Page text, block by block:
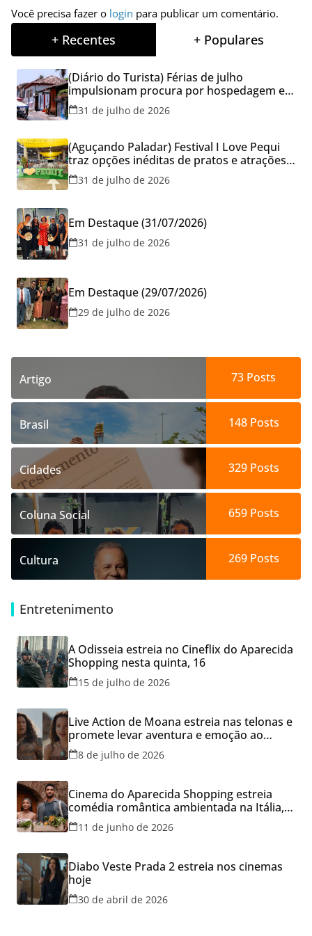
Você precisa fazer o login para publicar um comentário.
+ Recentes + Populares
(Diário do Turista) Férias de julho
impulsionam procura por hospedagem em
Goiás e reforçam cuidados na hora de
reservar viagens
31 de julho de 2026
(Aguçando Paladar) Festival I Love Pequi
traz opções inéditas de pratos e atrações
gratuitas no fim de semana dos Pais em
Goiânia
31 de julho de 2026
Em Destaque (31/07/2026)
31 de julho de 2026
Em Destaque (29/07/2026)
29 de julho de 2026
Artigo 73 Posts
Brasil 148Posts
Cidades 329Posts
Coluna Social 659Posts
Cultura 269Posts
Entretenimento
A Odisseia estreia no Cineflix do Aparecida
Shopping nesta quinta, 16
15 de julho de 2026
Live Action de Moana estreia nas telonas e
promete levar aventura e emoção ao
Cineflix do Aparecida Shopping
8 de julho de 2026
Cinema do Aparecida Shopping estreia
comédia romântica ambientada na Itália,
hoje e lança promoção para o Dia dos
Namorados
11 de junho de 2026
Diabo Veste Prada 2 estreia nos cinemas
hoje
30 de abril de 2026